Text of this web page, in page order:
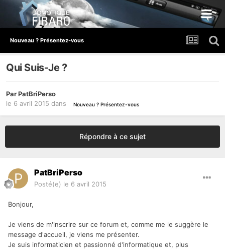
Nouveau ? Présentez-vous
Qui Suis-Je ?
ParPatBriPerso
le 6 avril 2015 dans Nouveau ? Présentez-vous
Répondre à ce sujet
PatBriPerso
Posté(e) le 6 avril 2015
Bonjour,
Je viens de m'inscrire sur ce forum et, comme me le suggère le
message d'accueil, je viens me présenter.
Je suis informaticien et passionné d'informatique et, plus